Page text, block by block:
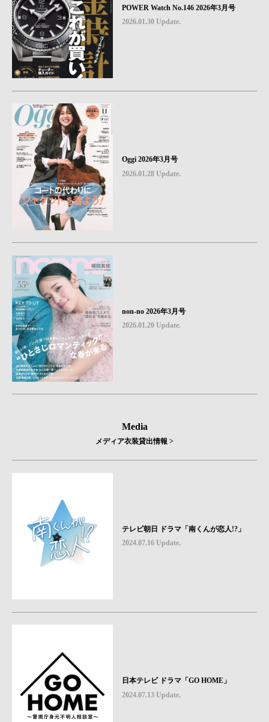
POWER Watch No.146 2026年3月号
2026.01.30 Update.
Oggi 2026年3月号
2026.01.28 Update.
non-no 2026年3月号
2026.01.20 Update.
Media
メディア衣装貸出情報 >
テレビ朝日 ドラマ「南くんが恋人!?」
2024.07.16 Update.
日本テレビ ドラマ「GO HOME」
2024.07.13 Update.